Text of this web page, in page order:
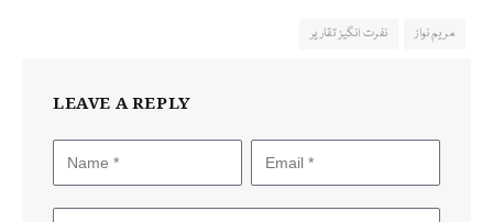
مریم نواز نفرت انگیز تقاریر
LEAVE A REPLY